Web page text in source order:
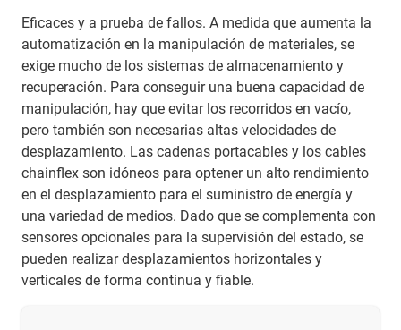
Eficaces y a prueba de fallos. A medida que aumenta la
automatización en la manipulación de materiales, se
exige mucho de los sistemas de almacenamiento y
recuperación. Para conseguir una buena capacidad de
manipulación, hay que evitar los recorridos en vacío,
pero también son necesarias altas velocidades de
desplazamiento. Las cadenas portacables y los cables
chainflex son idóneos para optener un alto rendimiento
en el desplazamiento para el suministro de energía y
una variedad de medios. Dado que se complementa con
sensores opcionales para la supervisión del estado, se
pueden realizar desplazamientos horizontales y
verticales de forma continua y fiable.